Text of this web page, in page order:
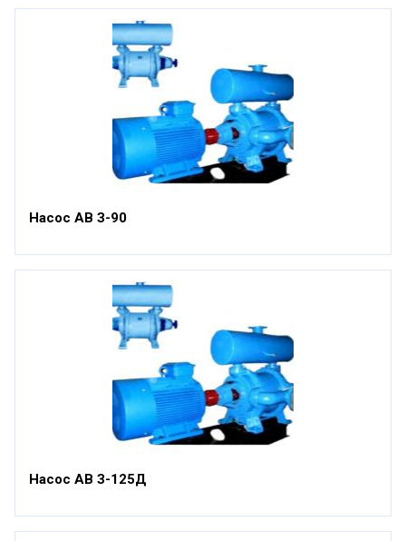
Насос АВ З-90
Насос АВ З-125Д